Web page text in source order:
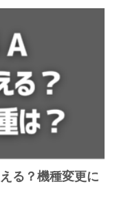
る？機種変更に